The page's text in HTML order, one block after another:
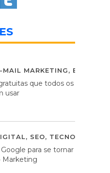
MAIL MARKETING,
que todos os
usar
, SEO, TECNOLOGIA
para se tornar
Marketing